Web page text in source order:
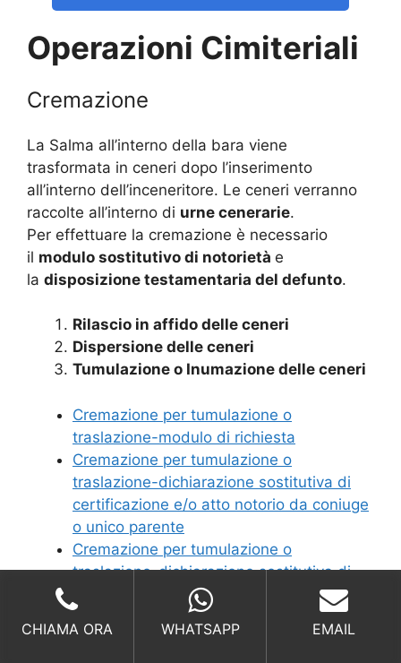
Operazioni Cimiteriali
Cremazione
La Salma all’interno della bara viene
trasformata in ceneri dopo l’inserimento
all’interno dell’inceneritore. Le ceneri verranno
raccolte all’interno di urne cenerarie.
Per effettuare la cremazione è necessario
il modulo sostitutivo di notorietà e
la disposizione testamentaria del defunto.
Rilascio in affido delle ceneri
Dispersione delle ceneri
Tumulazione o Inumazione delle ceneri
Cremazione per tumulazione o
traslazione-modulo di richiesta
Cremazione per tumulazione o
traslazione-dichiarazione sostitutiva di
certificazione e/o atto notorio da coniuge
o unico parente
Cremazione per tumulazione o
traslazione-dichiarazione sostitutiva di
atto notorio da altri parenti
Cremazione per affidamento e
dispersione ceneri-modulo di richiesta
CHIAMA ORA WHATSAPP EMAIL